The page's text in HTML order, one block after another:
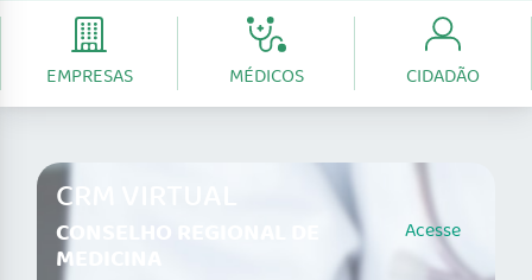
EMPRESAS MÉDICOS CIDADÃO
CRM VIRTUAL
CONSELHO REGIONAL DE
MEDICINA
Acesse